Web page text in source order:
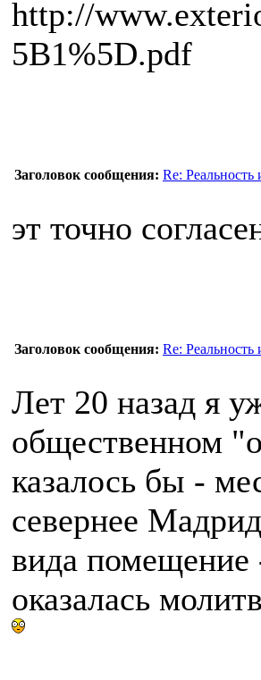
http://
5B1%5D.pdf
Заголовок сообщения: Re:
эт точно
Заголовок сообщения: Re:
Лет 20 назад я
общественном
казалось бы -
севернее
вида помещение
оказалась